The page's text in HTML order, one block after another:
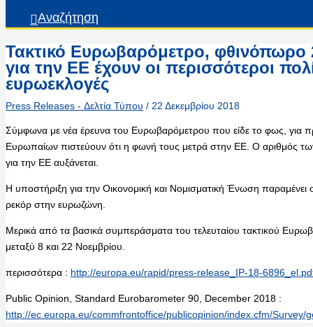
Αναζήτηση
Τακτικό Ευρωβαρόμετρο, φθινόπωρο
για την ΕΕ έχουν οι περισσότεροι
ευρωεκλογές
Press Releases - Δελτία Τύπου / 22 Δεκεμβρίου 2018
Σύμφωνα με νέα έρευνα του Ευρωβαρόμετρου που είδε το φως, για
Ευρωπαίων πιστεύουν ότι η φωνή τους μετρά στην ΕΕ. Ο αριθμός
για την ΕΕ αυξάνεται.
Η υποστήριξη για την Οικονομική και Νομισματική Ένωση παραμένει
ρεκόρ στην ευρωζώνη.
Μερικά από τα βασικά συμπεράσματα του τελευταίου τακτικού
μεταξύ 8 και 22 Νοεμβρίου.
περισσότερα : http://europa.eu/rapid/press-release_IP-18-
Public Opinion, Standard Eurobarometer 90, December 2018 :
http://ec.europa.eu/commfrontoffice/publicopinion/index.cfm/Survey/